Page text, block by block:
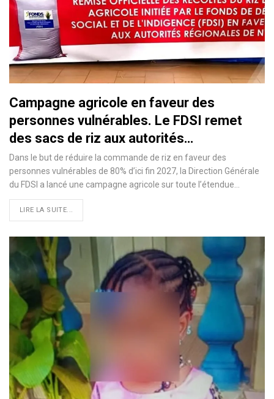
Campagne agricole en faveur des
personnes vulnérables. Le FDSI remet
des sacs de riz aux autorités…
Dans le but de réduire la commande de riz en faveur des
personnes vulnérables de 80% d’ici fin 2027, la Direction Générale
du FDSI a lancé une campagne agricole sur toute l’étendue…
LIRE LA SUITE...